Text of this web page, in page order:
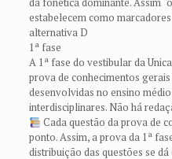
estabelecem como
alternativa D
1ª fase
A 1ª fase do vestibular da
prova de conhecimentos
desenvolvidas no ensino
interdisciplinares. Não há
Cada questão da prova de
ponto. Assim, a prova da 1ª
distribuição das questões se